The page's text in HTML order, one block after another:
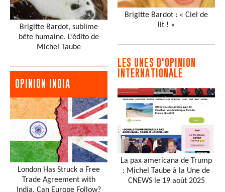
Brigitte Bardot, sublime
bête humaine. L’édito de
Michel Taube
OPINION INDIA
London Has Struck a Free
Trade Agreement with
India. Can Europe Follow?
Brigitte Bardot : « Ciel de
lit ! »
LES UNES D'OPINION
INTERNATIONALE
La pax americana de Trump
: Michel Taube à la Une de
CNEWS le 19 août 2025